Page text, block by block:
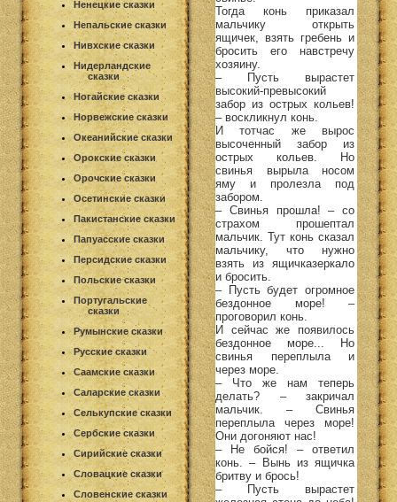
Ненецкие сказки
Непальские сказки
Нивхские сказки
Нидерландские
сказки
Ногайские сказки
Норвежские сказки
Океанийские сказки
Орокские сказки
Орочские сказки
Осетинские сказки
Пакистанские сказки
Папуасские сказки
Персидские сказки
Польские сказки
Португальские
сказки
Румынские сказки
Русские сказки
Саамские сказки
Саларские сказки
Селькупские сказки
Сербские сказки
Сирийские сказки
Словацкие сказки
Словенские сказки
Тогда конь приказал
мальчику открыть
ящичек, взять гребень и
бросить его навстречу
хозяину.
– Пусть вырастет
высокий-превысокий
забор из острых кольев!
– воскликнул конь.
И тотчас же вырос
высоченный забор из
острых кольев. Но
свинья вырыла носом
яму и пролезла под
забором.
– Свинья прошла! – со
страхом прошептал
мальчик. Тут конь сказал
мальчику, что нужно
взять из ящичказеркало
и бросить.
– Пусть будет огромное
бездонное море! –
проговорил конь.
И сейчас же появилось
бездонное море... Но
свинья переплыла и
через море.
– Что же нам теперь
делать? – закричал
мальчик. – Свинья
переплыла через море!
Они догоняют нас!
– Не бойся! – ответил
конь. – Вынь из ящичка
бритву и брось!
– Пусть вырастет